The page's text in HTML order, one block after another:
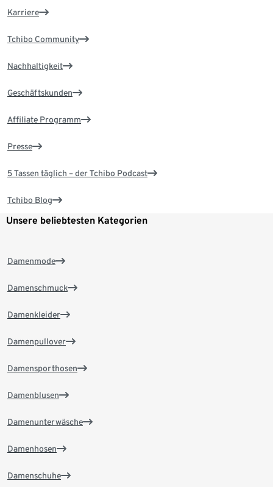
Karriere
Tchibo Community
Nachhaltigkeit
Geschäftskunden
Affiliate Programm
Presse
5 Tassen täglich – der Tchibo Podcast
Tchibo Blog
Unsere beliebtesten Kategorien
Damenmode
Damenschmuck
Damenkleider
Damenpullover
Damensporthosen
Damenblusen
Damenunterwäsche
Damenhosen
Damenschuhe